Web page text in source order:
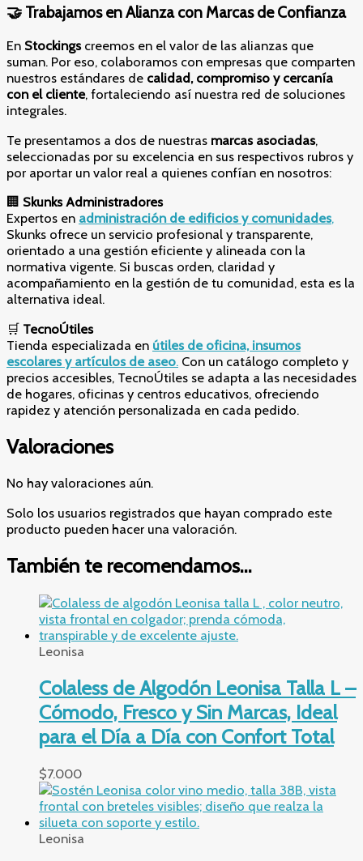
🤝 Trabajamos en Alianza con Marcas de Confianza
En Stockingscreemos en el valor de las alianzas que
suman. Por eso, colaboramos con empresas que comparten
nuestros estándares de calidad, compromiso y cercanía
con el cliente, fortaleciendo así nuestra red de soluciones
integrales.
Te presentamos a dos de nuestras marcas asociadas,
seleccionadas por su excelencia en sus respectivos rubros y
por aportar un valor real a quienes confían en nosotros:
🏢 Skunks Administradores
Expertos en administración de edificios y comunidades,
Skunks ofrece un servicio profesional y transparente,
orientado a una gestión eficiente y alineada con la
normativa vigente. Si buscas orden, claridad y
acompañamiento en la gestión de tu comunidad, esta es la
alternativa ideal.
🛒 TecnoÚtiles
Tienda especializada en útiles de oficina, insumos
escolares y artículos de aseo. Con un catálogo completo y
precios accesibles, TecnoÚtiles se adapta a las necesidades
de hogares, oficinas y centros educativos, ofreciendo
rapidez y atención personalizada en cada pedido.
Valoraciones
No hay valoraciones aún.
Solo los usuarios registrados que hayan comprado este
producto pueden hacer una valoración.
También te recomendamos…
Leonisa
Colaless de Algodón Leonisa Talla L –
Cómodo, Fresco y Sin Marcas, Ideal
para el Día a Día con Confort Total
$7.000
Leonisa